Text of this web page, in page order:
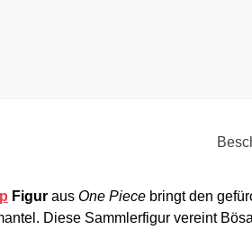
Figuraus One Piecebringt den
Diese Sammlerfigur vereint